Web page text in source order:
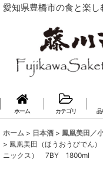
愛知県豊橋市の食と楽
ホーム カテゴリ 品
ホーム > 日本酒 > 鳳凰美田／
> 鳳凰美田（ほうおうびでん
ニックス） 7BY 1800ml